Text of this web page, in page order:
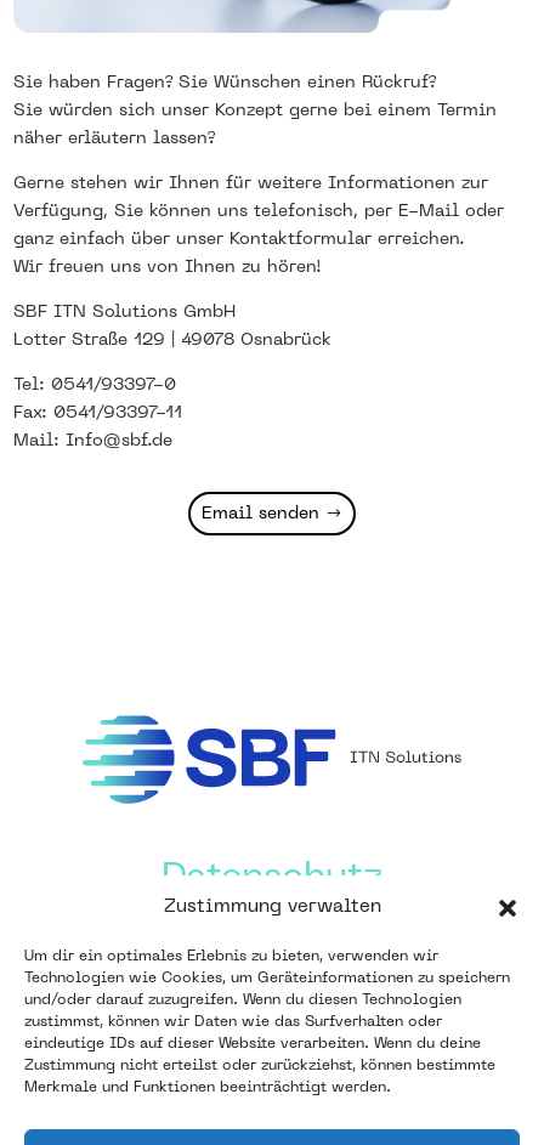
Zustimmung verwalten
Um dir ein optimales Erlebnis zu bieten, verwenden wir
Technologien wie Cookies, um Geräteinformationen zu speichern
und/oder darauf zuzugreifen. Wenn du diesen Technologien
zustimmst, können wir Daten wie das Surfverhalten oder
eindeutige IDs auf dieser Website verarbeiten. Wenn du deine
Zustimmung nicht erteilst oder zurückziehst, können bestimmte
Merkmale und Funktionen beeinträchtigt werden.
Sie haben Fragen? Sie Wünschen einen Rückruf?
Sie würden sich unser Konzept gerne bei einem Termin
näher erläutern lassen?
Gerne stehen wir Ihnen für weitere Informationen zur
Verfügung, Sie können uns telefonisch, per E-Mail oder
ganz einfach über unser Kontaktformular erreichen.
Wir freuen uns von Ihnen zu hören!
SBF ITN Solutions GmbH
Lotter Straße 129 | 49078 Osnabrück
Tel: 0541/93397-0
Fax: 0541/93397-11
Mail: Info@sbf.de
Email senden
Datenschutz
Impressum
SBF ITN Solutions GmbH
Lotter Straße 129 | 49078 Osnabrück